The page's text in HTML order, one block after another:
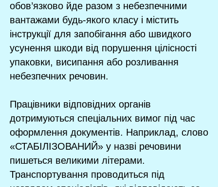
обов’язково йде разом з небезпечними
вантажами будь-якого класу і містить
інструкції для запобігання або швидкого
усунення шкоди від порушення цілісності
упаковки, висипання або розливання
небезпечних речовин.
Працівники відповідних органів
дотримуються спеціальних вимог під час
оформлення документів. Наприклад, слово
«СТАБІЛІЗОВАНИЙ» у назві речовини
пишеться великими літерами.
Транспортування проводиться під